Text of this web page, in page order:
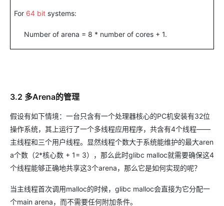
For 64 bit systems:
Number of arena = 8 * number of cores + 1.
3.2 多Arena的管理
假设有如下情境：一台只含有一个处理器核心的PC机安装有32位
操作系统，其上运行了一个多线程应用程序，共含有4个线程——
主线程和三个用户线程。显然线程个数大于系统能维护的最大aren
a个数（2*核心数 + 1= 3），那么此时glibc malloc就需要确保这4
个线程能够正确地共享这3个arena，那么它是如何实现的呢？
当主线程首次调用malloc的时候，glibc malloc会直接为它分配一
个main arena，而不需要任何附加条件。